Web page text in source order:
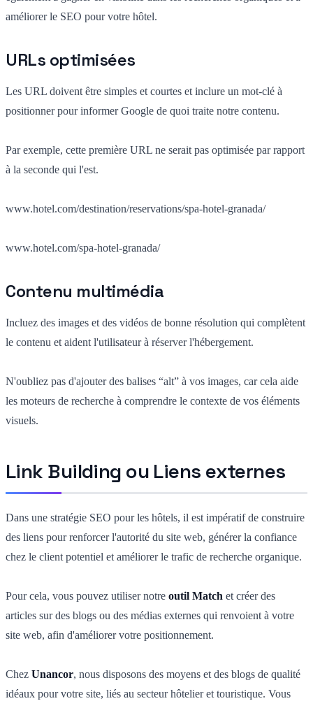
améliorer le SEO pour votre hôtel.
URLs optimisées
Les URL doivent être simples et courtes et inclure un mot-clé à
positionner pour informer Google de quoi traite notre contenu.
Par exemple, cette première URL ne serait pas optimisée par rapport
à la seconde qui l'est.
www.hotel.com/destination/reservations/spa-hotel-granada/
www.hotel.com/spa-hotel-granada/
Contenu multimédia
Incluez des images et des vidéos de bonne résolution qui complètent
le contenu et aident l'utilisateur à réserver l'hébergement.
N'oubliez pas d'ajouter des balises “alt” à vos images, car cela aide
les moteurs de recherche à comprendre le contexte de vos éléments
visuels.
Link Building ou Liens externes
Dans une stratégie SEO pour les hôtels, il est impératif de construire
des liens pour renforcer l'autorité du site web, générer la confiance
chez le client potentiel et améliorer le trafic de recherche organique.
Pour cela, vous pouvez utiliser notre outil Match et créer des
articles sur des blogs ou des médias externes qui renvoient à votre
site web, afin d'améliorer votre positionnement.
Chez Unancor, nous disposons des moyens et des blogs de qualité
idéaux pour votre site, liés au secteur hôtelier et touristique. Vous